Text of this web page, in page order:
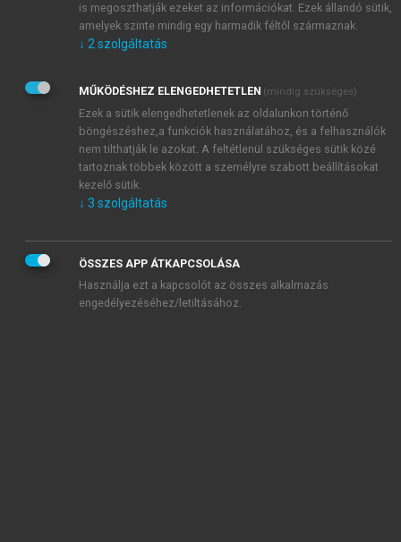
Kérek értesítést a MeRSZ újdonságairól, akcióiról.
Kérek értesítést az Akadémiai Kiadó Zrt. újdonságairól,
Adatkezelési tájékoztatóbanfoglaltakat tudomásul
veszem és elfogadom.
Általános vásárlási feltételeket, valamint a szotar.netés a
mersz.huoldalak licencszerződéseiben foglaltakat
tudomásul veszem és elfogadom.
KIPRÓBÁLOM
is megoszthatják ezeket az információkat. Ezek állandó sütik,
amelyek szinte mindig egy harmadik féltől származnak.
↓ 2 szolgáltatás
MŰKÖDÉSHEZ ELENGEDHETETLEN (mindig szükséges)
Ezek a sütik elengedhetetlenek az oldalunkon történő
böngészéshez,a funkciók használatához, és a felhasználók
nem tilthatják le azokat. A feltétlenül szükséges sütik közé
tartoznak többek között a személyre szabott beállításokat
kezelő sütik.
↓ 3 szolgáltatás
ÖSSZES APP ÁTKAPCSOLÁSA
Használja ezt a kapcsolót az összes alkalmazás
engedélyezéséhez/letiltásához.